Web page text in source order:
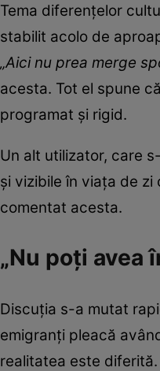
Tema diferențelor
stabilit acolo de
„Aici nu prea merge
acesta. Tot el spune
programat și rigid.
Un alt utilizator, care
și vizibile în viața de zi
comentat acesta.
„Nu poți avea
Discuția s-a mutat
emigranți pleacă
realitatea este diferită.